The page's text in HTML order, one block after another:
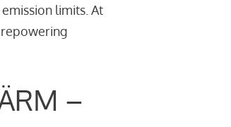
limits. At
–